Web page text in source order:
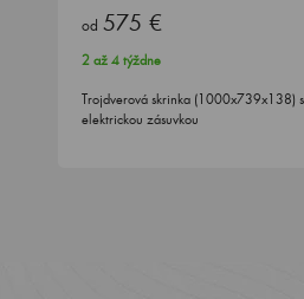
od 575 €
2 až 4 týždne
Trojdverová skrinka (1000x739x138)
elektrickou zásuvkou